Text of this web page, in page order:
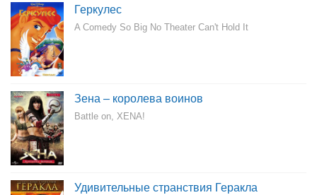
Геркулес
A Comedy So Big No Theater Can't Hold It
Зена – королева воинов
Battle on, XENA!
Удивительные странствия Геракла